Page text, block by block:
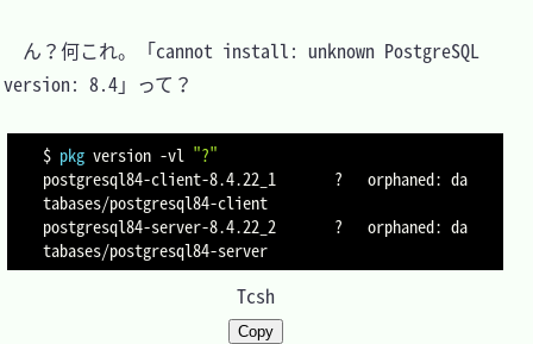
ん？何これ。「cannot install: unknown PostgreSQL
version: 8.4」って？
$ pkg version -vl "?"
postgresql84-client-8.4.22_1       ?   orphaned: da
tabases/postgresql84-client
postgresql84-server-8.4.22_2       ?   orphaned: da
Tcsh
Copy